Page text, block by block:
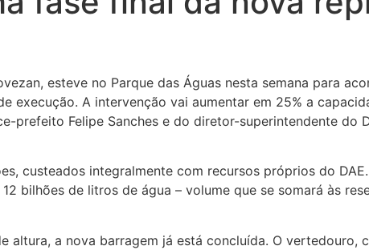
esteve no Parque das Águas nesta semana para
execução. A intervenção vai aumentar em 25% a
prefeito Felipe Sanches e do diretor-superintendente do
custeados integralmente com recursos próprios do
bilhões de litros de água – volume que se somará às
altura, a nova barragem já está concluída. O vertedouro,